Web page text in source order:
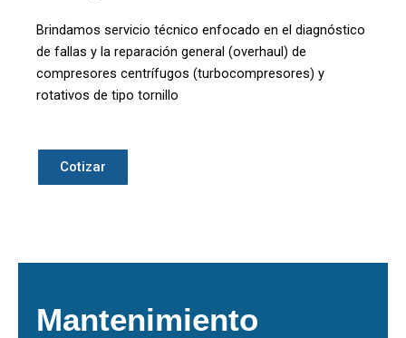
Brindamos servicio técnico enfocado en el diagnóstico
de fallas y la reparación general (overhaul) de
compresores centrífugos (turbocompresores) y
rotativos de tipo tornillo
Cotizar
Mantenimiento